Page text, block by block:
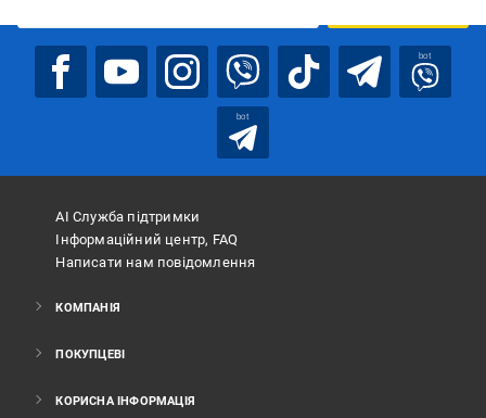
bot
bot
АІ Служба підтримки
Інформаційний центр, FAQ
Написати нам повідомлення
КОМПАНІЯ
ПОКУПЦЕВІ
КОРИСНА ІНФОРМАЦІЯ